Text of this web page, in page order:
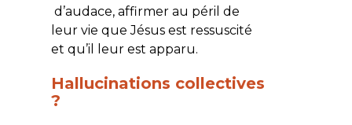
d’audace, affirmer au péril de
leur vie que Jésus est ressuscité
et qu’il leur est apparu.
Hallucinations collectives
?